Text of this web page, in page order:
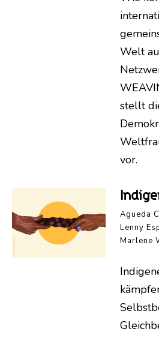
Welt
stellt
vor.
Agueda
Lenny
Marlene